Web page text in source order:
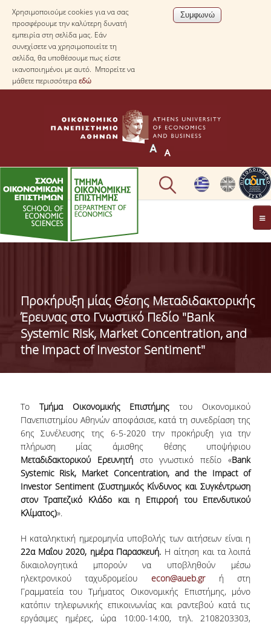
Χρησιμοποιούμε cookies για να σας
προσφέρουμε την καλύτερη δυνατή
εμπειρία στη σελίδα μας. Εάν
συνεχίσετε να χρησιμοποιείτε τη
σελίδα, θα υποθέσουμε πως είστε
ικανοποιημένοι με αυτό. Μπορείτε να
μάθετε περισσότεραεδώ
ΤΟ TΜΗΜΑ
ΔΙΟΙΚΗΣΗ ΤΟΥ ΤΜΗΜΑΤΟΣ
ΓΙΑ ΜΑΘΗΤΕΣ Γ' ΛΥΚΕΙΟΥ
ΑΝΘΡΩΠΙΝΟ ΔΥΝΑΜΙΚΟ
ΕΠΙΤΙΜΟΙ ΔΙΔΑΚΤΟΡΕΣ
ΜΕΤΑΔΙΔΑΚΤΟΡΕΣ
ΕΙΔΙΚΟ ΠΡΟΣΩΠΙΚΟ
ΑΚΑΔΗΜΑΪΚΟΙ ΥΠΟΤΡΟΦΟΙ
E.ΔΙ.Π.
ΕΠΙΣΤΗΜΟΝΙΚΟΙ ΣΥΝΕΡΓΑΤΕΣ
Ε.Τ.Ε.Π
ΔΙΟΙΚΗΤΙΚΟ ΠΡΟΣΩΠΙΚΟ
Προκήρυξη μίας Θέσης Μεταδιδακτορικής
Έρευνας στο Γνωστικό Πεδίο "Bank
Systemic Risk, Market Concentration, and
the Impact of Investor Sentiment"
ΤοΤμήμα Οικονομικής Επιστήμης του Οικονομικού
Πανεπιστημίου Αθηνών αποφάσισε, κατά τη συνεδρίαση της
6ης Συνέλευσης της 6-5-2020 την προκήρυξη για την
πλήρωση μίας άμισθης θέσης υποψήφιου
Μεταδιδακτορικού Ερευνητήστο γνωστικό πεδίο «Bank
Systemic Risk, Market Concentration, and the Impact of
Investor Sentiment(Συστημικός Κίνδυνος και Συγκέντρωση
στον Τραπεζικό Κλάδο και η Επιρροή του Επενδυτικού
Κλίματος)».
Η καταληκτική ημερομηνία υποβολής των αιτήσεων είναι η
22α Μαΐου 2020, ημέρα Παρασκευή. Η αίτηση και τα λοιπά
δικαιολογητικά μπορούν να υποβληθούν μέσω
ηλεκτρονικού ταχυδρομείου econ@aueb.grή στη
Γραμματεία του Τμήματος Οικονομικής Επιστήμης, μόνο
κατόπιν τηλεφωνικής επικοινωνίας και ραντεβού κατά τις
εργάσιμες ημέρες, ώρα 10:00-14:00, τηλ. 2108203303,